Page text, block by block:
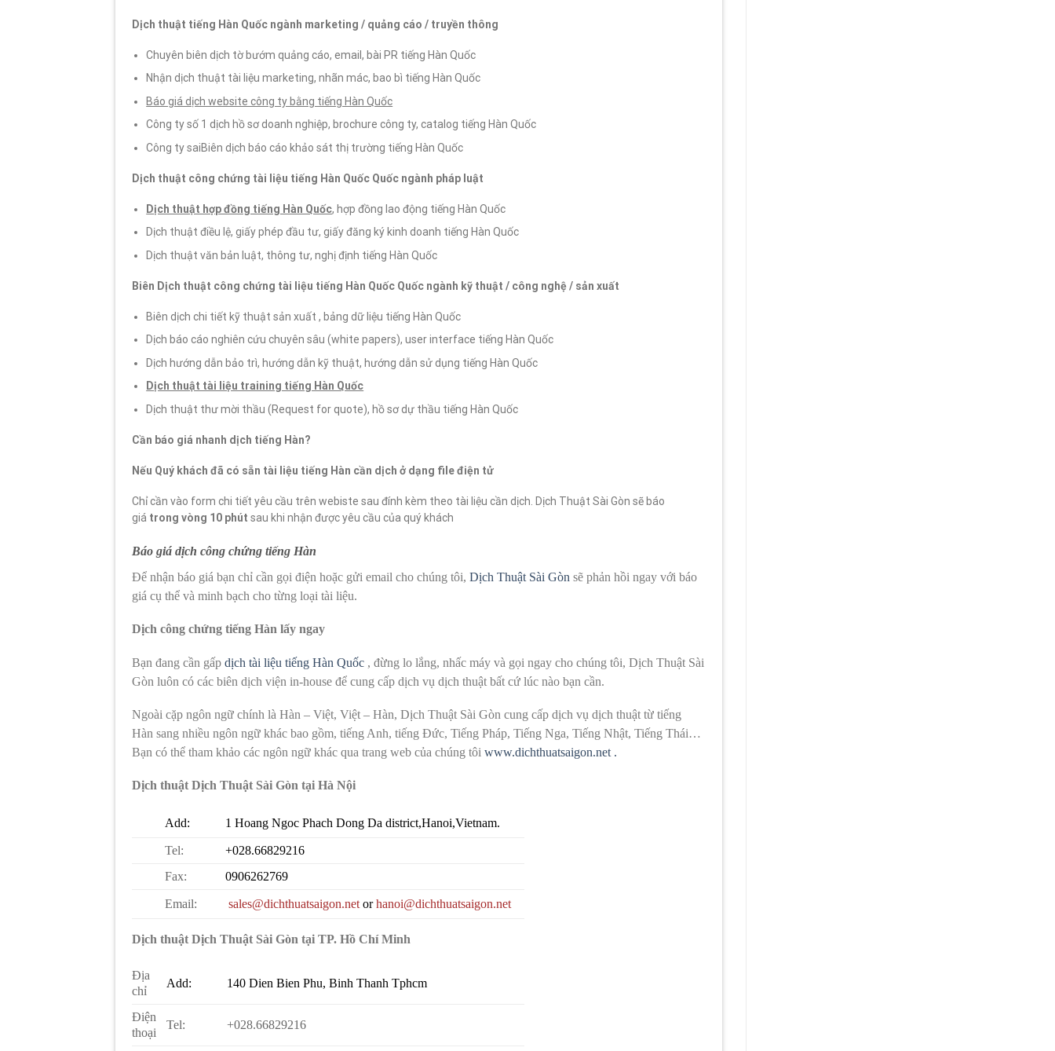
Dịch thuật tiếng Hàn Quốc ngành marketing / quảng cáo / truyền thông
Chuyên biên dịch tờ bướm quảng cáo, email, bài PR tiếng Hàn Quốc
Nhận dịch thuật tài liệu marketing, nhãn mác, bao bì tiếng Hàn Quốc
Báo giá dịch website công ty bằng tiếng Hàn Quốc
Công ty số 1 dịch hồ sơ doanh nghiệp, brochure công ty, catalog tiếng Hàn Quốc
Công ty saiBiên dịch báo cáo khảo sát thị trường tiếng Hàn Quốc
Dịch thuật công chứng tài liệu tiếng Hàn Quốc Quốc ngành pháp luật
Dịch thuật hợp đồng tiếng Hàn Quốc, hợp đồng lao động tiếng Hàn Quốc
Dịch thuật điều lệ, giấy phép đầu tư, giấy đăng ký kinh doanh tiếng Hàn Quốc
Dịch thuật văn bản luật, thông tư, nghị định tiếng Hàn Quốc
Biên Dịch thuật công chứng tài liệu tiếng Hàn Quốc Quốc ngành kỹ thuật / công nghệ / sản xuất
Biên dịch chi tiết kỹ thuật sản xuất , bảng dữ liệu tiếng Hàn Quốc
Dịch báo cáo nghiên cứu chuyên sâu (white papers), user interface tiếng Hàn Quốc
Dịch hướng dẫn bảo trì, hướng dẫn kỹ thuật, hướng dẫn sử dụng tiếng Hàn Quốc
Dịch thuật tài liệu training tiếng Hàn Quốc
Dịch thuật thư mời thầu (Request for quote), hồ sơ dự thầu tiếng Hàn Quốc
Cần báo giá nhanh dịch tiếng Hàn?
Nếu Quý khách đã có sẵn tài liệu tiếng Hàn cần dịch ở dạng file điện tử
Chỉ cần vào form chi tiết yêu cầu trên webiste sau đính kèm theo tài liệu cần dịch. Dịch Thuật Sài Gòn sẽ báo
giá trong vòng 10 phút sau khi nhận được yêu cầu của quý khách
Báo giá dịch công chứng tiếng Hàn
Để nhận báo giá bạn chỉ cần gọi điện hoặc gửi email cho chúng tôi, Dịch Thuật Sài Gòn sẽ phản hồi ngay với báo
giá cụ thể và minh bạch cho từng loại tài liệu.
Dịch công chứng tiếng Hàn lấy ngay
Bạn đang cần gấp dịch tài liệu tiếng Hàn Quốc , đừng lo lắng, nhấc máy và gọi ngay cho chúng tôi, Dịch Thuật Sài
Gòn luôn có các biên dịch viện in-house để cung cấp dịch vụ dịch thuật bất cứ lúc nào bạn cần.
Ngoài cặp ngôn ngữ chính là Hàn – Việt, Việt – Hàn, Dịch Thuật Sài Gòn cung cấp dịch vụ dịch thuật từ tiếng
Hàn sang nhiều ngôn ngữ khác bao gồm, tiếng Anh, tiếng Đức, Tiếng Pháp, Tiếng Nga, Tiếng Nhật, Tiếng Thái…
Bạn có thể tham khảo các ngôn ngữ khác qua trang web của chúng tôi www.dichthuatsaigon.net .
Dịch thuật Dịch Thuật Sài Gòn tại Hà Nội
Add: 1 Hoang Ngoc Phach DongDa district,Hanoi,Vietnam.
Tel:
+028.66829216
Fax:
0906262769
Email: sales@dichthuatsaigon.net orhanoi@dichthuatsaigon.net
Dịch thuật Dịch Thuật Sài Gòn tại TP. Hồ Chí Minh
Địa
chỉ
Add: 140 Dien Bien Phu, Binh Thanh Tphcm
Điện
thoại
Tel: +028.66829216